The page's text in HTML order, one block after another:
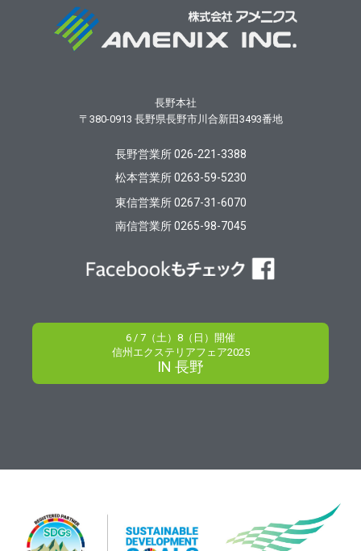
長野本社
〒380-0913 長野県長野市川合新田3493番地
長野営業所 026-221-3388
松本営業所 0263-59-5230
東信営業所 0267-31-6070
南信営業所 0265-98-7045
6 / 7（土）8（日）開催
信州エクステリアフェア2025
IN 長野